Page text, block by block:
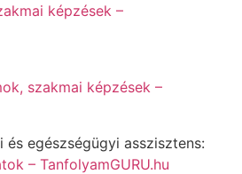
képzések –
szakmai képzések –
és egészségügyi asszisztens:
– TanfolyamGURU.hu